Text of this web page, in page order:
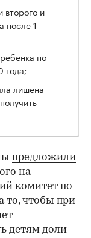
второго и
после 1
по
года;
лишена
предложили
на
комитет по
то, чтобы при
детям доли